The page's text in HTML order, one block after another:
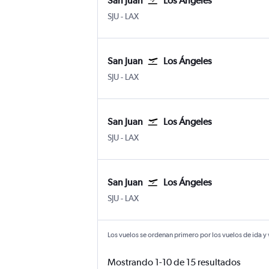
SJUSan Juan Internacional Luis Muñoz Marín
- LAX Los Ángeles Internacional de Los
San Juan Los Ángeles
SJUSan Juan Internacional Luis Muñoz Marín
- LAX Los Ángeles Internacional de Los
San Juan Los Ángeles
SJUSan Juan Internacional Luis Muñoz Marín
- LAX Los Ángeles Internacional de Los
San Juan Los Ángeles
SJUSan Juan Internacional Luis Muñoz Marín
- LAX Los Ángeles Internacional de Los
Los vuelos se ordenan primero por los vuelos de ida
Mostrando 1-10 de 15 resultados